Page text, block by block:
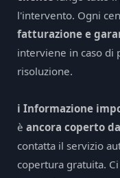
l'intervento. Ogni
fatturazione e
interviene in caso di
risoluzione.
ℹ️ Informazione
èancora coperto
contatta il servizio
copertura gratuita.